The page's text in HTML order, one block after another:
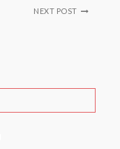
NEXT POST